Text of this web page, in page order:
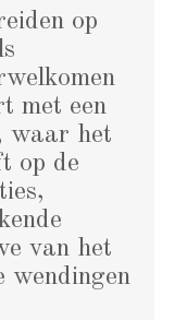
op
met een
waar het
op de
van het
wendingen